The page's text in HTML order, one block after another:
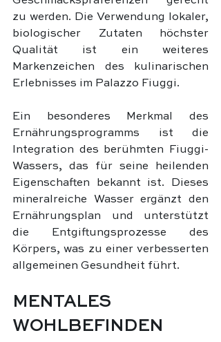
zu werden. Die Verwendung lokaler,
biologischer Zutaten höchster
Qualität ist ein weiteres
Markenzeichen des kulinarischen
Erlebnisses im Palazzo Fiuggi.
Ein besonderes Merkmal des
Ernährungsprogramms ist die
Integration des berühmten Fiuggi-
Wassers, das für seine heilenden
Eigenschaften bekannt ist. Dieses
mineralreiche Wasser ergänzt den
Ernährungsplan und unterstützt
die Entgiftungsprozesse des
Körpers, was zu einer verbesserten
allgemeinen Gesundheit führt.
MENTALES
WOHLBEFINDEN